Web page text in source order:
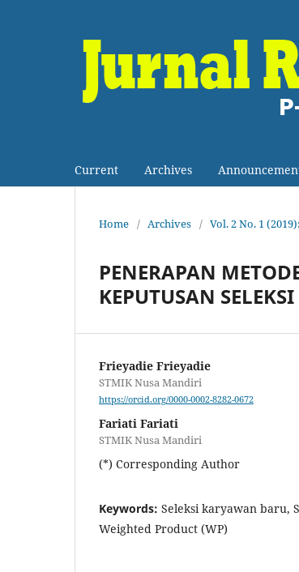
Current Archives
Home / Archives / Vol. 2 No. 1
PENERAPAN
KEPUTUSAN
Frieyadie Frieyadie
STMIK Nusa Mandiri
https://orcid.org/0000-0002-8282-0672
Fariati Fariati
STMIK Nusa Mandiri
(*) Corresponding Author
Keywords: Seleksi karyawan baru,
Weighted Product (WP)